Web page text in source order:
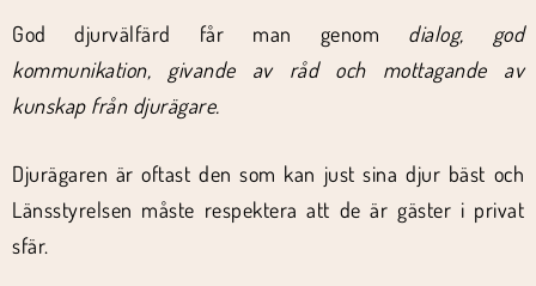
God djurvälfärd får man genom dialog, god
kommunikation, givande av råd och mottagande av
kunskap från djurägare.
Djurägaren är oftast den som kan just sina djur bäst och
Länsstyrelsen måste respektera att de är gäster i privat
sfär.